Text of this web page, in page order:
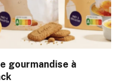
gourmandise à